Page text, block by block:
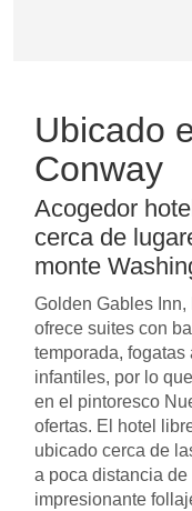
Ubicado
Conway
Acogedor
cerca de
monte
Golden Gables
ofrece suites con
temporada,
infantiles, por lo
en el pintoresco
ofertas. El hotel
ubicado cerca de
a poca distancia
impresionante